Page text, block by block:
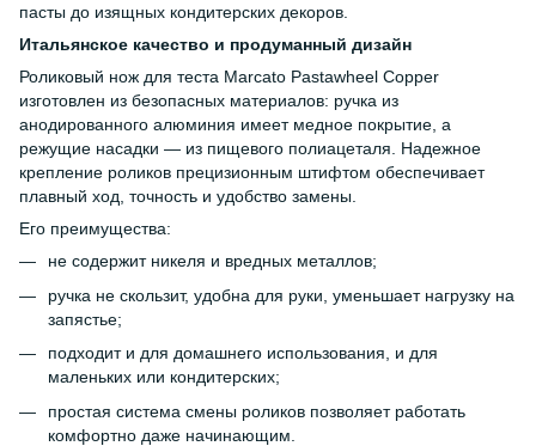
пасты до изящных кондитерских декоров.
Итальянское качество и продуманный дизайн
Роликовый нож для теста Marcato Pastawheel Copper
изготовлен из безопасных материалов: ручка из
анодированного алюминия имеет медное покрытие, а
режущие насадки — из пищевого полиацеталя. Надежное
крепление роликов прецизионным штифтом обеспечивает
плавный ход, точность и удобство замены.
Его преимущества:
не содержит никеля и вредных металлов;
ручка не скользит, удобна для руки, уменьшает нагрузку на
запястье;
подходит и для домашнего использования, и для
маленьких или кондитерских;
простая система смены роликов позволяет работать
комфортно даже начинающим.